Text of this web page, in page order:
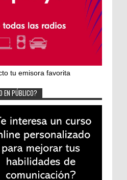
tu emisora favorita
EN PÚBLICO?